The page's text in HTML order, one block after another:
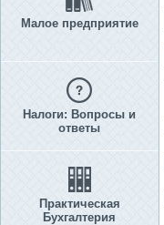
Малое предприятие
Налоги: Вопросы и
ответы
Практическая
Бухгалтерия